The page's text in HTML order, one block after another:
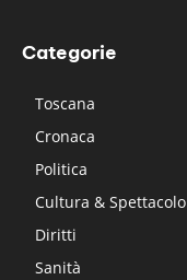
Categorie
Toscana
Cronaca
Politica
Cultura & Spettacolo
Diritti
Sanità